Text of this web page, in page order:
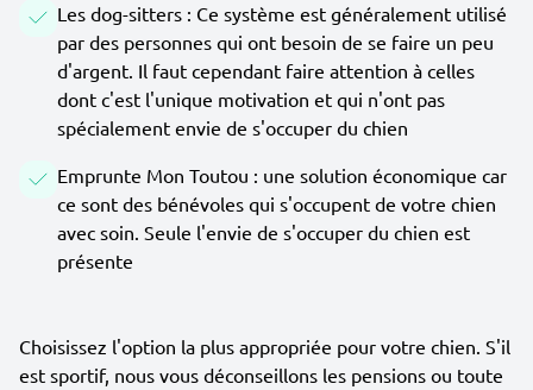
Les dog-sitters : Ce système est généralement utilisé
par des personnes qui ont besoin de se faire un peu
d'argent. Il faut cependant faire attention à celles
dont c'est l'unique motivation et qui n'ont pas
spécialement envie de s'occuper du chien
Emprunte Mon Toutou : une solution économique car
ce sont des bénévoles qui s'occupent de votre chien
avec soin. Seule l'envie de s'occuper du chien est
présente
Choisissez l'option la plus appropriée pour votre chien. S'il
est sportif, nous vous déconseillons les pensions ou toute